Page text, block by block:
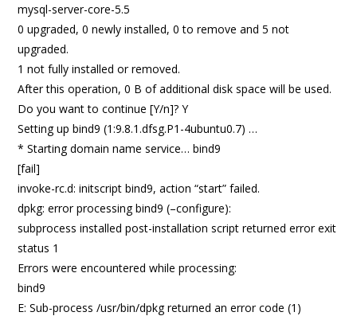
mysql-server-core-5.5
0 upgraded, 0 newly installed, 0 to remove and 5 not
upgraded.
1 not fully installed or removed.
After this operation, 0 B of additional disk space will be used.
Do you want to continue [Y/n]? Y
Setting up bind9 (1:9.8.1.dfsg.P1-4ubuntu0.7) …
* Starting domain name service… bind9
[fail]
invoke-rc.d: initscript bind9, action “start” failed.
dpkg: error processing bind9 (–configure):
subprocess installed post-installation script returned error exit
status 1
Errors were encountered while processing:
bind9
E: Sub-process /usr/bin/dpkg returned an error code (1)